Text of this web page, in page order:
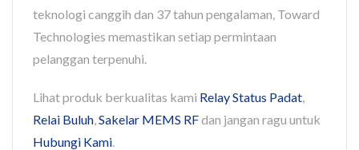
teknologi canggih dan 37 tahun pengalaman, Toward
Technologies memastikan setiap permintaan
pelanggan terpenuhi.
Lihat produk berkualitas kami Relay Status Padat,
Relai Buluh,Sakelar MEMS RFdan jangan ragu untuk
Hubungi Kami.